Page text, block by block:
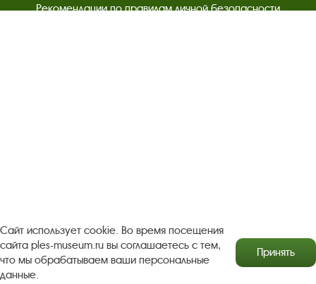
Рекомендации по правилам личной безопасности
информации запрещено.
Адрес: Плес, Соборная гора, 1. Тел.: +7 (49339) 4-34-90
Сайт использует cookie. Во время посещения
сайта ples-museum.ru вы соглашаетесь с тем,
что мы обрабатываем ваши персональные
данные.
Принять